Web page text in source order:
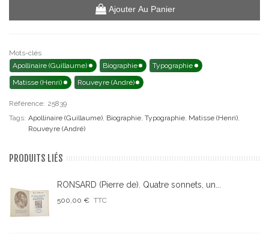
Ajouter Au Panier
Mots-clés
Apollinaire (Guillaume)
Biographie
Typographie
Matisse (Henri)
Rouveyre (André)
Référence: 25839
Tags: Apollinaire (Guillaume) Biographie Typographie Matisse (Henri)
Rouveyre (André)
PRODUITS LIÉS
RONSARD (Pierre de). Quatre sonnets, un...
500,00 € TTC